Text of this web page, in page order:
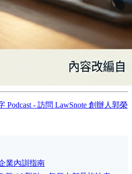
Podcast - 訪問 LawSnote 創辦人郭榮
業內訓指南